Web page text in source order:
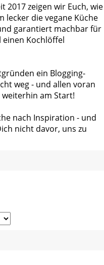
2017 zeigen wir Euch, wie
lecker die vegane Küche
garantiert machbar für
einen Kochlöffel
ein Blogging-
weg - und allen voran
am Start!
nach Inspiration - und
nicht davor, uns zu